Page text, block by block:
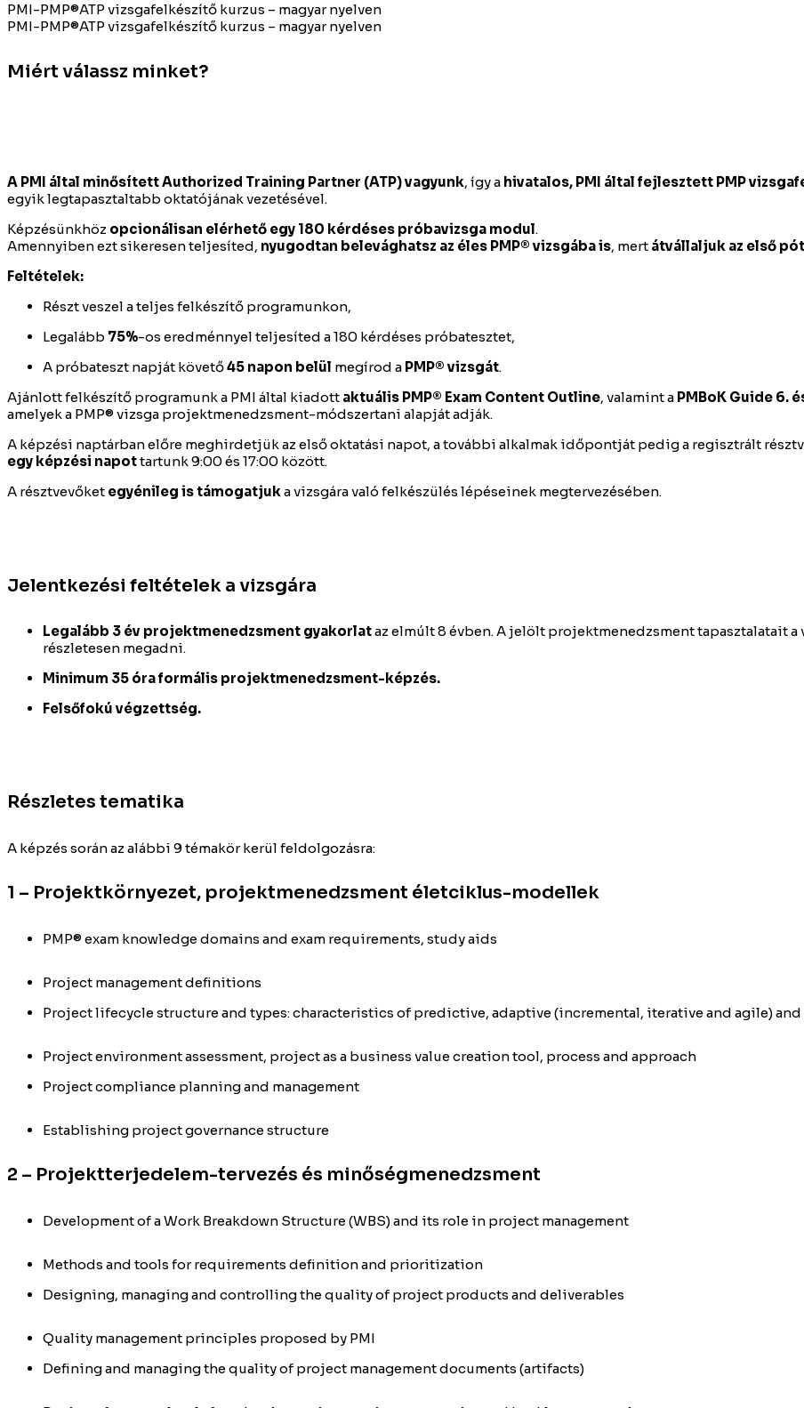
PMI-PMP®ATP vizsgafelkészítő kurzus – magyar nyelven
PMI-PMP®ATP vizsgafelkészítő kurzus – magyar nyelven
Miért válassz minket?
A PMI által minősített Authorized Training Partner (ATP) vagyunk, így a hivatalos, PMI által fejlesztett PMP
egyik legtapasztaltabb oktatójának vezetésével.
Képzésünkhöz opcionálisan elérhető egy 180 kérdéses próba­vizsga modul.
Amennyiben ezt sikeresen teljesíted, nyugodtan belevághatsz az éles PMP® vizsgába is, mert átvállaljuk az első
Feltételek:
Részt veszel a teljes felkészítő programunkon,
Legalább 75%-os eredménnyel teljesíted a 180 kérdéses próba­tesztet,
A próba­teszt napját követő45 napon belül megírod a PMP® vizsgát.
Ajánlott felkészítő programunk a PMI által kiadott aktuális PMP® Exam Content Outline, valamint a PMBoK Guide 6.
amelyek a PMP® vizsga projektmenedzsment-módszertani alapját adják.
A képzési naptárban előre meghirdetjük az első oktatási napot, a további alkalmak időpontját pedig a regisztrált
egy képzési napottartunk 9:00 és 17:00 között.
A résztvevőket egyénileg is támogatjuka vizsgára való felkészülés lépéseinek megtervezésében.
Jelentkezési feltételek a vizsgára
Legalább 3 év projektmenedzsment gyakorlataz elmúlt 8 évben. A jelölt projektmenedzsment tapasztalatait
részletesen megadni.
Minimum 35 óra formális projektmenedzsment-képzés.
Felsőfokú végzettség.
Részletes tematika
A képzés során az alábbi 9 témakör kerül feldolgozásra:
1 – Projektkörnyezet, projektmenedzsment életciklus-modellek
PMP® exam knowledge domains and exam requirements, study aids
Project management definitions
Project lifecycle structure and types: characteristics of predictive, adaptive (incremental, iterative and agile)
Project environment assessment, project as a business value creation tool, process and approach
Project compliance planning and management
Establishing project governance structure
2 – Projektterjedelem-tervezés és minőségmenedzsment
Development of a Work Breakdown Structure (WBS) and its role in project management
Methods and tools for requirements definition and prioritization
Designing, managing and controlling the quality of project products and deliverables
Quality management principles proposed by PMI
Defining and managing the quality of project management documents (artifacts)